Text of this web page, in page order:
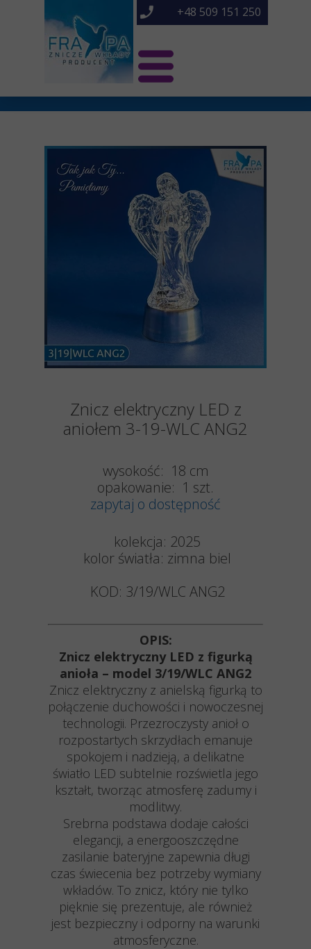
+48 509 151 250
Znicze NOWOŚCI
Znicze
O nas
Kontakt
Znicz elektryczny LED z
aniołem 3-19-WLC ANG2
wysokość: 18 cm
opakowanie: 1 szt.
zapytaj o dostępność
kolekcja: 2025
kolor światła: zimna biel
KOD: 3/19/WLC ANG2
OPIS:
Znicz elektryczny LED z figurką
anioła – model 3/19/WLC ANG2
Znicz elektryczny z anielską figurką to
połączenie duchowości i nowoczesnej
technologii. Przezroczysty anioł o
rozpostartych skrzydłach emanuje
spokojem i nadzieją, a delikatne
światło LED subtelnie rozświetla jego
kształt, tworząc atmosferę zadumy i
modlitwy.
Srebrna podstawa dodaje całości
elegancji, a energooszczędne
zasilanie bateryjne zapewnia długi
czas świecenia bez potrzeby wymiany
wkładów. To znicz, który nie tylko
pięknie się prezentuje, ale również
jest bezpieczny i odporny na warunki
atmosferyczne.